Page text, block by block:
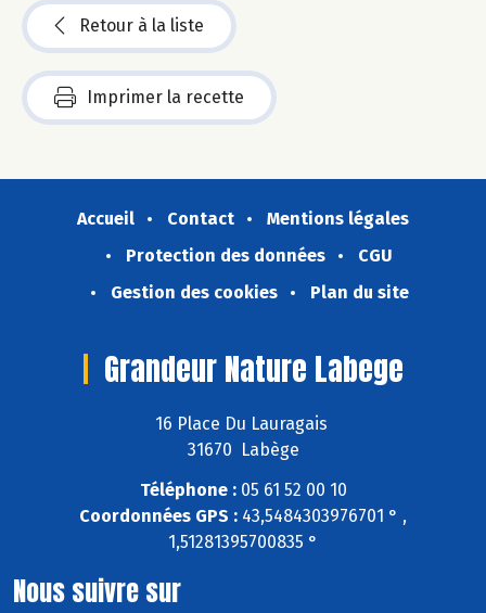
Retour à la liste
Imprimer la recette
Accueil Contact
Mentions légales
Protection des données
CGU
Gestion des cookies
Plan du site
Grandeur Nature Labege
16 Place Du Lauragais
31670 Labège
Téléphone :05 61 52 00 10
Coordonnées GPS : 43,5484303976701 ° ,
1,51281395700835 °
Nous suivre sur